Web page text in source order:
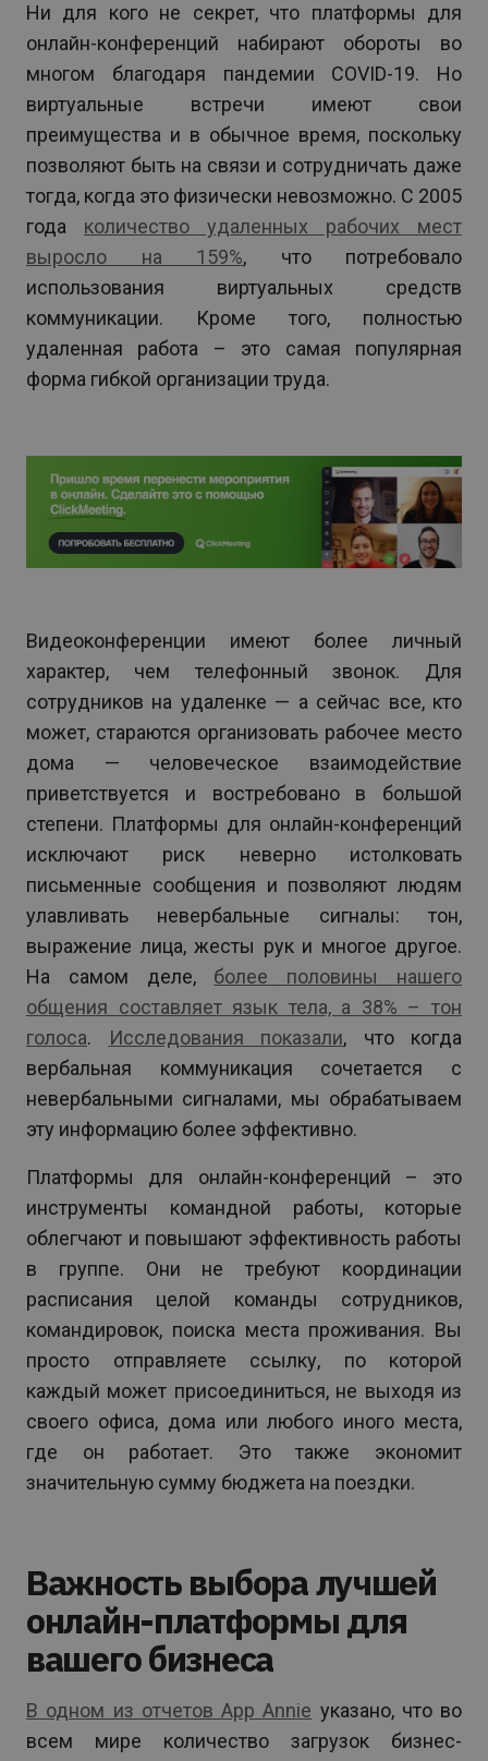
Ни для кого не секрет, что платформы для
онлайн-конференций набирают обороты во
многом благодаря пандемии COVID-19. Но
виртуальные встречи имеют свои
преимущества и в обычное время, поскольку
позволяют быть на связи и сотрудничать даже
тогда, когда это физически невозможно. С 2005
года количество удаленных рабочих мест
выросло на 159%, что потребовало
использования виртуальных средств
коммуникации. Кроме того, полностью
удаленная работа – это самая популярная
форма гибкой организации труда.
Видеоконференции имеют более личный
характер, чем телефонный звонок. Для
сотрудников на удаленке — а сейчас все, кто
может, стараются организовать рабочее место
дома — человеческое взаимодействие
приветствуется и востребовано в большой
степени. Платформы для онлайн-конференций
исключают риск неверно истолковать
письменные сообщения и позволяют людям
улавливать невербальные сигналы: тон,
выражение лица, жесты рук и многое другое.
На самом деле, более половины нашего
общения составляет язык тела, а 38% – тон
голоса. Исследования показали, что когда
вербальная коммуникация сочетается с
невербальными сигналами, мы обрабатываем
эту информацию более эффективно.
Платформы для онлайн-конференций – это
инструменты командной работы, которые
облегчают и повышают эффективность работы
в группе. Они не требуют координации
расписания целой команды сотрудников,
командировок, поиска места проживания. Вы
просто отправляете ссылку, по которой
каждый может присоединиться, не выходя из
своего офиса, дома или любого иного места,
где он работает. Это также экономит
значительную сумму бюджета на поездки.
Важность выбора лучшей
онлайн-платформы для
вашего бизнеса
В одном из отчетов App Annie указано, что во
всем мире количество загрузок бизнес-